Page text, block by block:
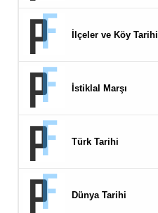
İlçeler ve Köy Tarihi
İstiklal Marşı
Türk Tarihi
Dünya Tarihi